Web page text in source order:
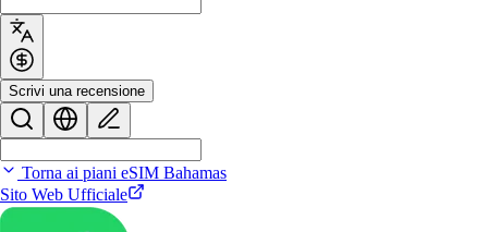
Scrivi una recensione
Torna ai piani eSIM Bahamas
Sito Web Ufficiale